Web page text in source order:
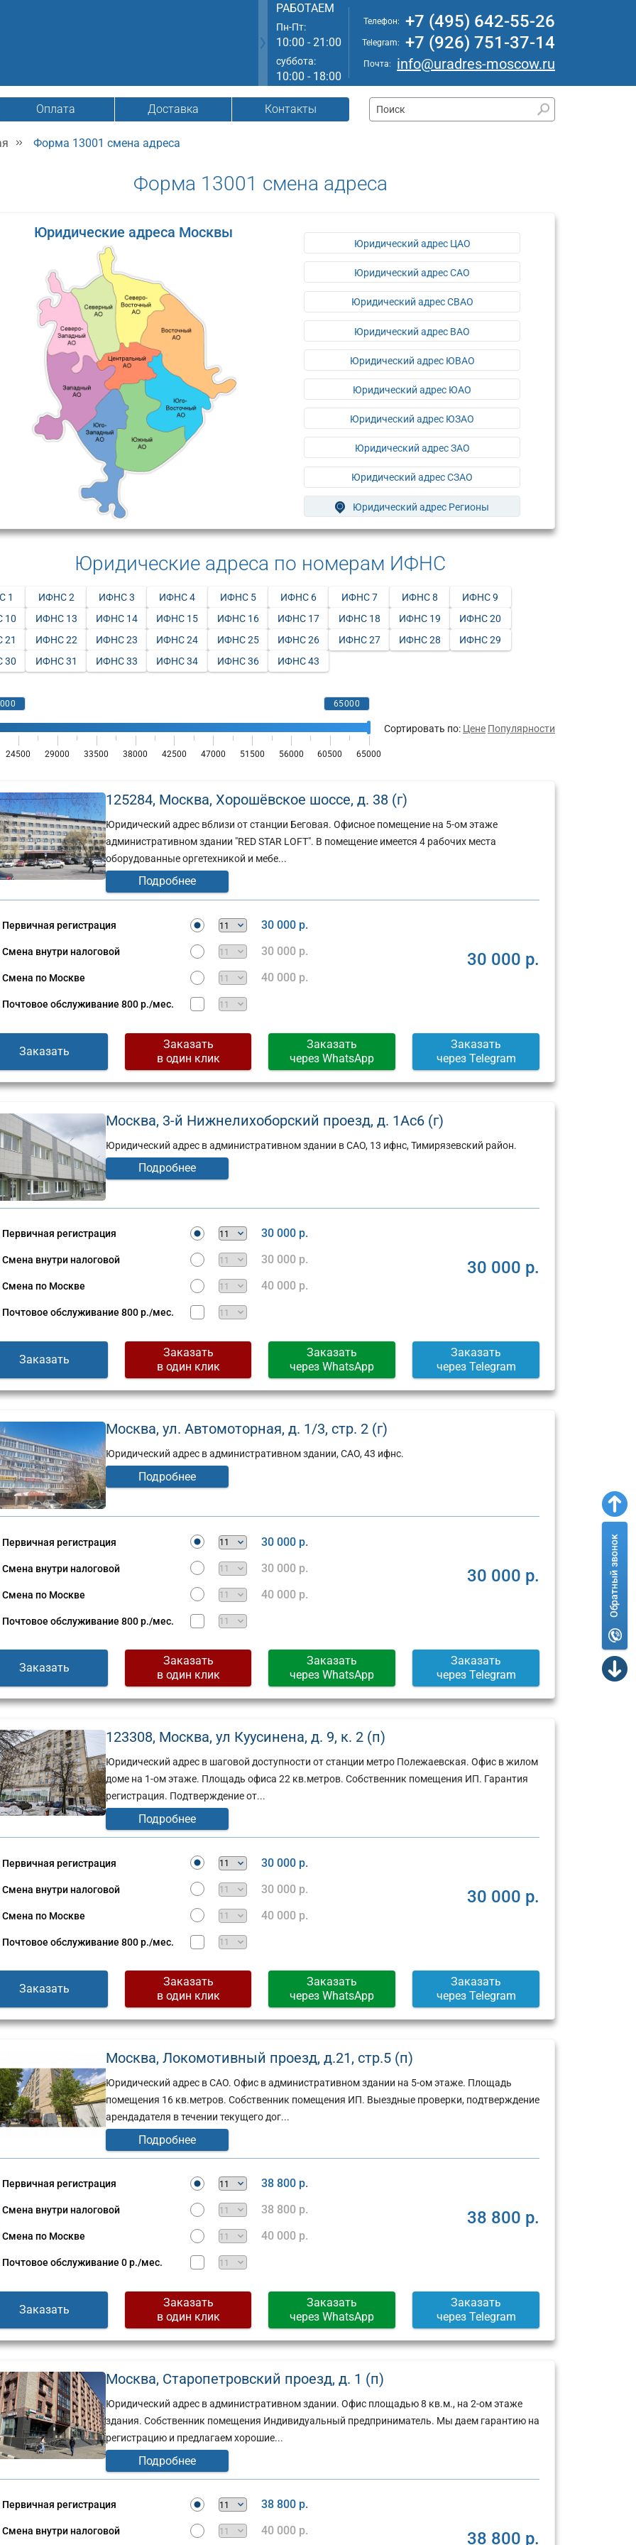
РАБОТАЕМ
Пн-Пт:
10:00 - 21:00
суббота:
10:00 - 18:00
Телефон: +7 (495) 642-55-26
Telegram: +7 (926) 751-37-14
Почта: info@uradres-moscow.ru
Оплата Доставка Контакты
Юридический
стр.
(г)
Москва,
Форма 13001 смена адреса
Форма 13001 смена адреса
Юридические адреса Москвы
Юридический адрес ЦАО
Юридический адрес САО
Юридический адрес СВАО
Юридический адрес ВАО
Юридический адрес ЮВАО
Юридический адрес ЮАО
Юридический адрес ЮЗАО
Юридический адрес ЗАО
Юридический адрес СЗАО
Юридический адрес Регионы
Юридические адреса по номерам ИФНС
1 ИФНС 2 ИФНС 3 ИФНС 4 ИФНС 5 ИФНС 6 ИФНС 7 ИФНС 8
ИФНС 9
10
ИФНС 13 ИФНС 14 ИФНС 15 ИФНС 16 ИФНС 17 ИФНС 18 ИФНС 19
ИФНС 20
21
ИФНС 22 ИФНС 23 ИФНС 24 ИФНС 25 ИФНС 26 ИФНС 27 ИФНС 28
ИФНС 29
30
ИФНС 31 ИФНС 33 ИФНС 34 ИФНС 36 ИФНС 43
Сортировать по: Цене Популярности
125284, Москва, Хорошёвское шоссе, д. 38 (г)
Юридический адрес вблизи от станции Беговая. Офисное помещение на 5-ом этаже
административном здании "RED STAR LOFT". В помещение имеется 4 рабочих места
оборудованные оргетехникой и мебе...
Подробнее
Первичная регистрация 30 000 р.
Смена внутри налоговой 30 000 р.
Смена по Москве 40 000 р.
Почтовое обслуживание 800 р./мес.
30 000 р.
Заказать
Заказать
в один клик
Заказать
через WhatsApp
Заказать
через Telegram
Москва, 3-й Нижнелихоборский проезд, д. 1Ас6 (г)
Юридический адрес в административном здании в САО, 13 ифнс, Тимирязевский район.
Подробнее
Первичная регистрация 30 000 р.
Смена внутри налоговой 30 000 р.
Смена по Москве 40 000 р.
Почтовое обслуживание 800 р./мес.
30 000 р.
Заказать
Заказать
в один клик
Заказать
через WhatsApp
Заказать
через Telegram
Москва, ул. Автомоторная, д. 1/3, стр. 2 (г)
Юридический адрес в административном здании, САО, 43 ифнс.
Подробнее
Первичная регистрация 30 000 р.
Смена внутри налоговой 30 000 р.
Смена по Москве 40 000 р.
Почтовое обслуживание 800 р./мес.
30 000 р.
Заказать
Заказать
в один клик
Заказать
через WhatsApp
Заказать
через Telegram
123308, Москва, ул Куусинена, д. 9, к. 2 (п)
Юридический адрес в шаговой доступности от станции метро Полежаевская. Офис в жилом
доме на 1-ом этаже. Площадь офиса 22 кв.метров. Собственник помещения ИП. Гарантия
регистрация. Подтверждение от...
Подробнее
Первичная регистрация 30 000 р.
Смена внутри налоговой 30 000 р.
Смена по Москве 40 000 р.
Почтовое обслуживание 800 р./мес.
30 000 р.
Заказать
Заказать
в один клик
Заказать
через WhatsApp
Заказать
через Telegram
Москва, Локомотивный проезд, д.21, стр.5 (п)
Юридический адрес в САО. Офис в административном здании на 5-ом этаже. Площадь
помещения 16 кв.метров. Собственник помещения ИП. Выездные проверки, подтверждение
арендадателя в течении текущего дог...
Подробнее
Первичная регистрация 38 800 р.
Смена внутри налоговой 38 800 р.
Смена по Москве 40 000 р.
Почтовое обслуживание 0 р./мес.
38 800 р.
Заказать
Заказать
в один клик
Заказать
через WhatsApp
Заказать
через Telegram
Москва, Старопетровский проезд, д. 1 (п)
Юридический адрес в административном здании. Офис площадью 8 кв.м., на 2-ом этаже
здания. Собственник помещения Индивидуальный предприниматель. Мы даем гарантию на
регистрацию и предлагаем хорошие...
Подробнее
Первичная регистрация 38 800 р.
Смена внутри налоговой 40 000 р. 38 800 р.